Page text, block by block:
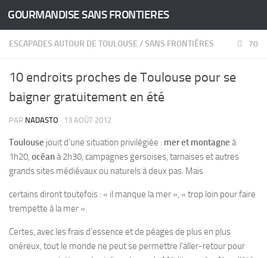
Skip to content
GOURMANDISE SANS FRONTIERES
ESCAPADES AUTOUR DE TOULOUSE /SANS FRONTIÈRES 70
10 endroits proches de Toulouse pour se
baigner gratuitement en été
PAR NADASTO · 13 AOÛT 2012
Toulouse jouit d’une situation privilégiée : mer et montagne à
1h20, océanà 2h30, campagnes gersoises, tarnaises et autres
grands sites médiévaux ou naturels à deux pas. Mais
certains diront toutefois : « il manque la mer », « trop loin pour faire
trempette à la mer ».
Certes, avec les frais d’essence et de péages de plus en plus
onéreux, tout le monde ne peut se permettre l’aller-retour pour